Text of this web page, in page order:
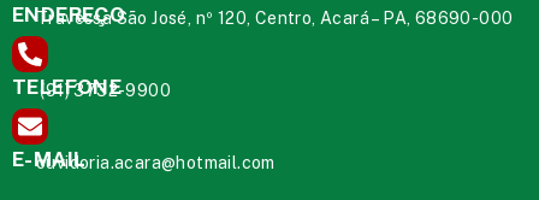
ENDEREÇO
Travessa São José, nº 120, Centro, Acará – PA, 68690-000
TELEFONE
(91) 3732-9900
E-MAIL
ouvidoria.acara@hotmail.com